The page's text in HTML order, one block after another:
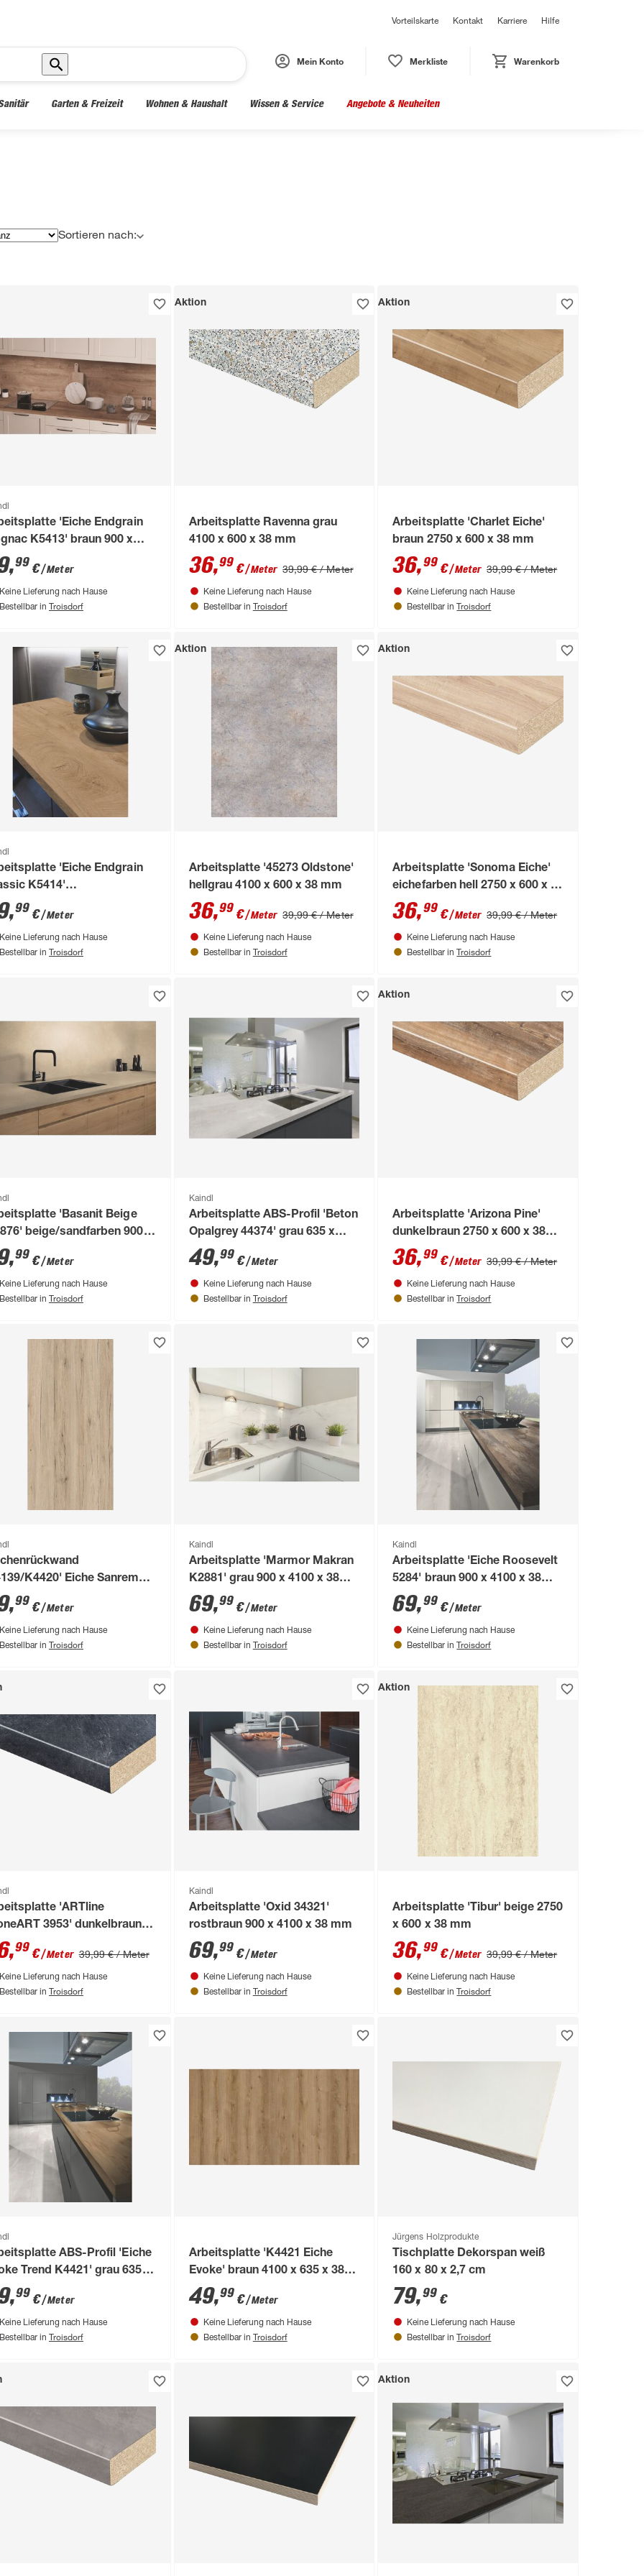
Vorteilskarte Kontakt Karriere Hilfe
Mein Konto Merkliste Warenkorb
Garten & Freizeit Wohnen & Haushalt Wissen & Service Angebote & Neuheiten
Sortieren nach:
'Eiche Endgrain
K5413' braun 900 x
x 38 mm
,99 €/ Meter
Keine Lieferung nach Hause
Bestellbar in Troisdorf
Aktion
Arbeitsplatte Ravenna grau
4100 x 600 x 38 mm
36,99€/ Meter 39,99 € / Meter
Keine Lieferung nach Hause
Bestellbar in Troisdorf
Aktion
Arbeitsplatte 'Charlet Eiche'
braun 2750 x 600 x 38 mm
36,99 €/ Meter 39,99 € / Meter
Keine Lieferung nach Hause
Bestellbar in Troisdorf
'Eiche Endgrain
K5414'
braun 900 x 4100 x
,99 €/ Meter
Keine Lieferung nach Hause
Bestellbar in Troisdorf
Aktion
Arbeitsplatte '45273 Oldstone'
hellgrau 4100 x 600 x 38 mm
36,99€/ Meter 39,99 € / Meter
Keine Lieferung nach Hause
Bestellbar in Troisdorf
Aktion
Arbeitsplatte 'Sonoma Eiche'
eichefarben hell 2750 x 600 x 38
mm
36,99 €/ Meter 39,99 € / Meter
Keine Lieferung nach Hause
Bestellbar in Troisdorf
'Basanit Beige
beige/sandfarben 900 x
x 38 mm
,99 €/ Meter
Keine Lieferung nach Hause
Bestellbar in Troisdorf
Kaindl
Arbeitsplatte ABS-Profil 'Beton
Opalgrey 44374' grau 635 x
3050 x 38 mm
49,99€/ Meter
Keine Lieferung nach Hause
Bestellbar in Troisdorf
Aktion
Arbeitsplatte 'Arizona Pine'
dunkelbraun 2750 x 600 x 38
mm
36,99 €/ Meter 39,99 € / Meter
Keine Lieferung nach Hause
Bestellbar in Troisdorf
K4420' Eiche Sanremo
Eiche Evoke Classic
beidseitiges Dekor 4100
x 15 mm
,99 €/ Meter
Keine Lieferung nach Hause
Bestellbar in Troisdorf
Kaindl
Arbeitsplatte 'Marmor Makran
K2881' grau 900 x 4100 x 38
mm
69,99€/ Meter
Keine Lieferung nach Hause
Bestellbar in Troisdorf
Kaindl
Arbeitsplatte 'Eiche Roosevelt
5284' braun 900 x 4100 x 38
mm
69,99 €/ Meter
Keine Lieferung nach Hause
Bestellbar in Troisdorf
'ARTline
3953' dunkelbraun
x 600 x 38 mm
,99 €/ Meter 39,99 € / Meter
Keine Lieferung nach Hause
Bestellbar in Troisdorf
Kaindl
Arbeitsplatte 'Oxid 34321'
rostbraun 900 x 4100 x 38 mm
69,99€/ Meter
Keine Lieferung nach Hause
Bestellbar in Troisdorf
Aktion
Arbeitsplatte 'Tibur' beige 2750
x 600 x 38 mm
36,99 €/ Meter 39,99 € / Meter
Keine Lieferung nach Hause
Bestellbar in Troisdorf
ABS-Profil 'Eiche
Trend K4421' grau 635 x
x 38 mm
,99 €/ Meter
Keine Lieferung nach Hause
Bestellbar in Troisdorf
Arbeitsplatte 'K4421 Eiche
Evoke' braun 4100 x 635 x 38
mm
49,99€/ Meter
Keine Lieferung nach Hause
Bestellbar in Troisdorf
Jürgens Holzprodukte
Tischplatte Dekorspan weiß
160 x 80 x 2,7 cm
79,99 €
Keine Lieferung nach Hause
Bestellbar in Troisdorf
Aktion